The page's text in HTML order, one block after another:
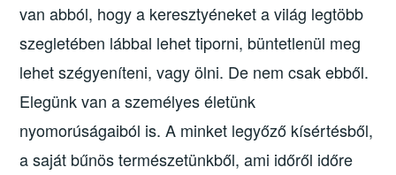
van abból, hogy a keresztyéneket a világ legtöbb
szegletében lábbal lehet tiporni, büntetlenül meg
lehet szégyeníteni, vagy ölni. De nem csak ebből.
Elegünk van a személyes életünk
nyomorúságaiból is. A minket legyőző kísértésből,
a saját bűnös természetünkből, ami időről időre